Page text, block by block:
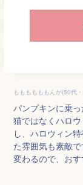
ももももももんが(50代
パンプキンに乗
猫ではなくハロ
し、ハロウィン
た雰囲気も素敵
変わるので、おす